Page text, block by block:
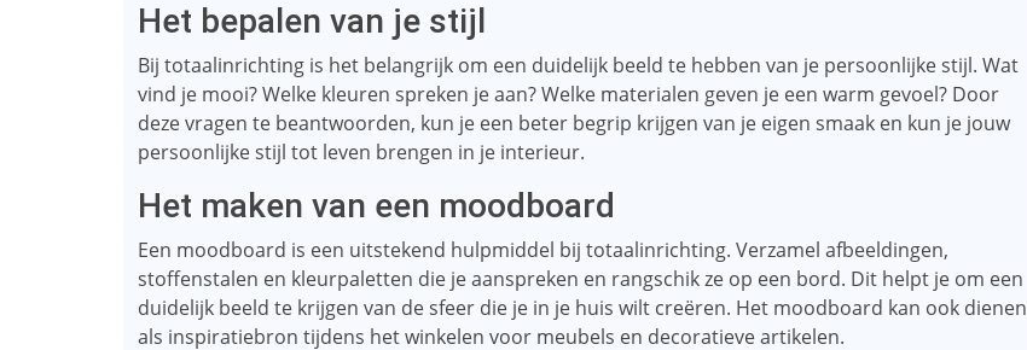
Het bepalen van je stijl
Bij totaalinrichting is het belangrijk om een ​​duidelijk beeld te hebben van je persoonlijke stijl. Wat
vind je mooi? Welke kleuren spreken je aan? Welke materialen geven je een warm gevoel? Door
deze vragen te beantwoorden, kun je een beter begrip krijgen van je eigen smaak en kun je jouw
persoonlijke stijl tot leven brengen in je interieur.
Het maken van een moodboard
Een moodboard is een uitstekend hulpmiddel bij totaalinrichting. Verzamel afbeeldingen,
stoffenstalen en kleurpaletten die je aanspreken en rangschik ze op een bord. Dit helpt je om een
​​duidelijk beeld te krijgen van de sfeer die je in je huis wilt creëren. Het moodboard kan ook dienen
als inspiratiebron tijdens het winkelen voor meubels en decoratieve artikelen.